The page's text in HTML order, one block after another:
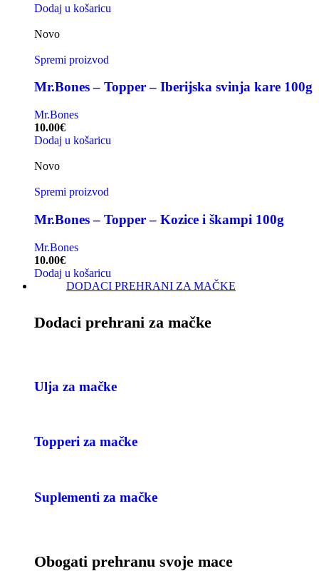
Dodaj u košaricu
Novo
Spremi proizvod
Mr.Bones – Topper – Iberijska svinja kare 100g
Mr.Bones
10.00€
Dodaj u košaricu
Novo
Spremi proizvod
Mr.Bones – Topper – Kozice i škampi 100g
Mr.Bones
10.00€
Dodaj u košaricu
DODACI PREHRANI ZA MAČKE
Dodaci prehrani za mačke
Ulja za mačke
Topperi za mačke
Suplementi za mačke
Obogati prehranu svoje mace